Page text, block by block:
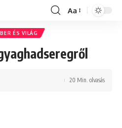
Font
Aa
ÉS VILÁG
20 Min. olvasás